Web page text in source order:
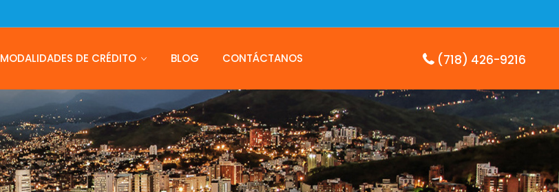
MODALIDADES DE CRÉDITO BLOG CONTÁCTANOS (718) 426-9216